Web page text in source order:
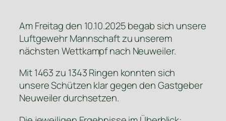
Am Freitag den 10.10.2025 begab sich unsere
Luftgewehr Mannschaft zu unserem
nächsten Wettkampf nach Neuweiler.
Mit 1463 zu 1343 Ringen konnten sich
unsere Schützen klar gegen den Gastgeber
Neuweiler durchsetzen.